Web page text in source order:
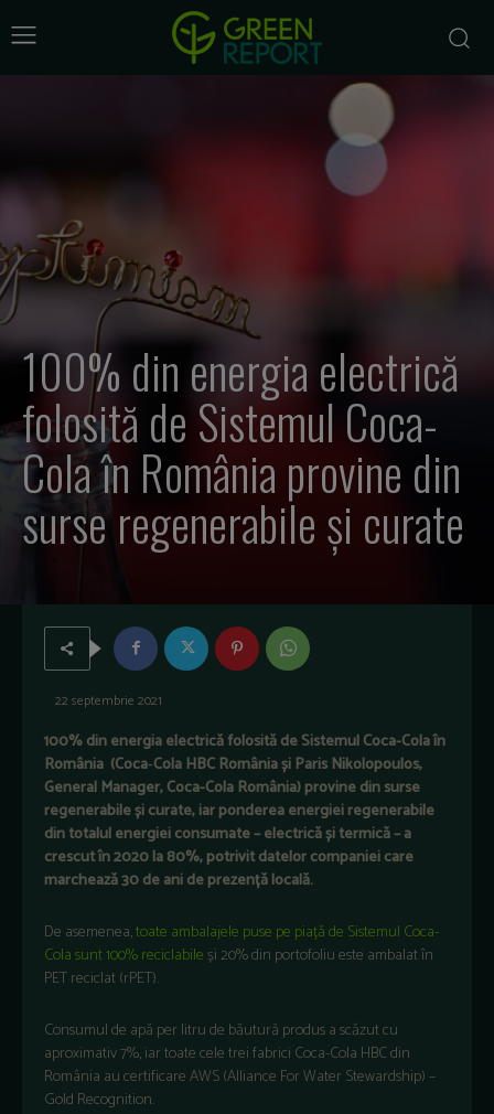
100% din energia electrică
folosită de Sistemul Coca-
Cola în România provine din
surse regenerabile și curate
22 septembrie 2021
100% din energia electrică folosită de Sistemul Coca-Cola în
România (Coca‑Cola HBC România și Paris Nikolopoulos,
General Manager, Coca-Cola România) provine din surse
regenerabile și curate, iar ponderea energiei regenerabile
din totalul energiei consumate – electrică și termică – a
crescut în 2020 la 80%, potrivit datelor companiei care
marchează 30 de ani de prezență locală.
De asemenea,toate ambalajele puse pe piață de Sistemul Coca-
Cola sunt 100% reciclabileși 20% din portofoliu este ambalat în
PET reciclat (rPET).
Consumul de apă per litru de băutură produs a scăzut cu
aproximativ 7%, iar toate cele trei fabrici Coca-Cola HBC din
România au certificare AWS (Alliance For Water Stewardship) –
Gold Recognition.